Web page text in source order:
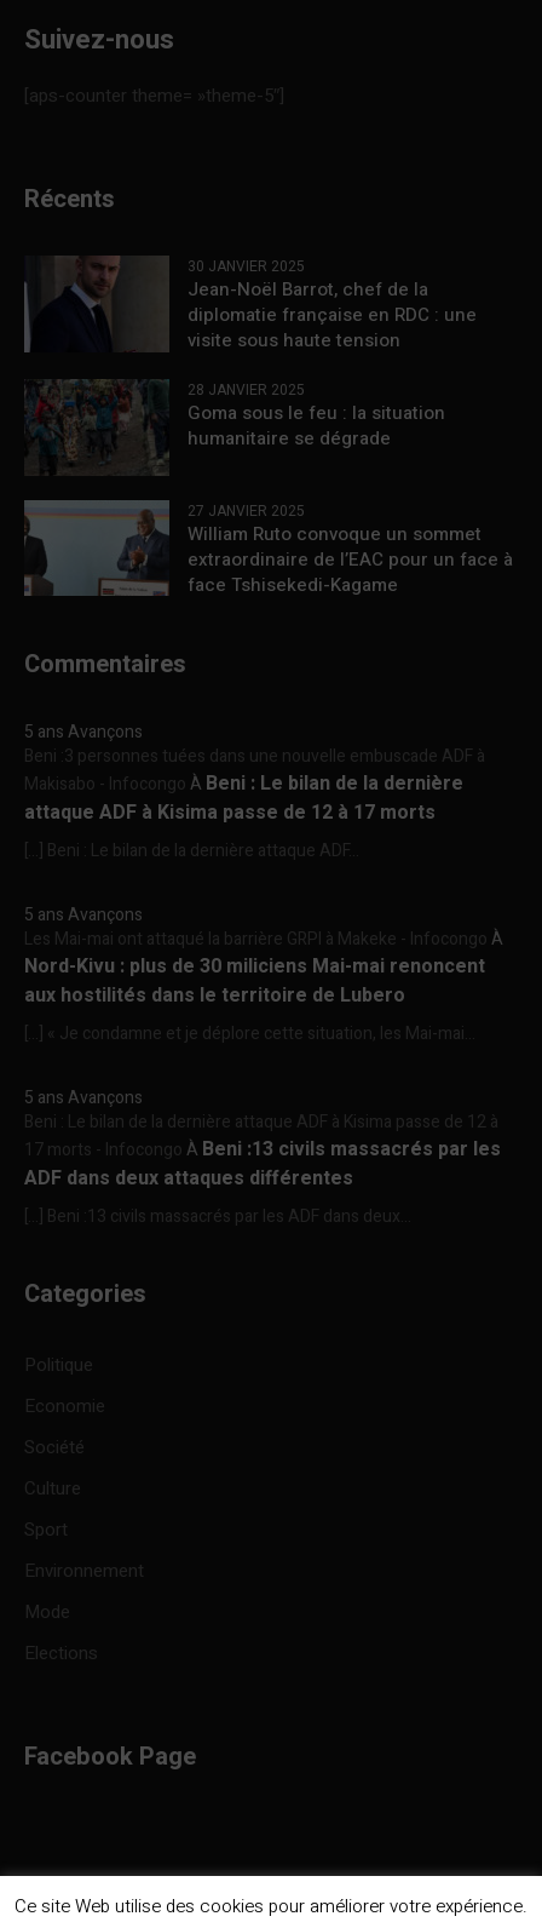
Suivez-nous
[aps-counter theme= »theme-5″]
Récents
30 JANVIER 2025
Jean-Noël Barrot, chef de la
diplomatie française en RDC : une
visite sous haute tension
28 JANVIER 2025
Goma sous le feu : la situation
humanitaire se dégrade
27 JANVIER 2025
William Ruto convoque un sommet
extraordinaire de l’EAC pour un face à
face Tshisekedi-Kagame
Commentaires
5 ans Avançons
Beni :3 personnes tuées dans une nouvelle embuscade ADF à
Makisabo - InfocongoÀ Beni : Le bilan de la dernière
attaque ADF à Kisima passe de 12 à 17 morts
[…] Beni : Le bilan de la dernière attaque ADF...
5 ans Avançons
Les Mai-mai ont attaqué la barrière GRPI à Makeke - InfocongoÀ
Nord-Kivu : plus de 30 miliciens Mai-mai renoncent
aux hostilités dans le territoire de Lubero
[…] « Je condamne et je déplore cette situation, les Mai-mai...
5 ans Avançons
Beni : Le bilan de la dernière attaque ADF à Kisima passe de 12 à
17 morts - InfocongoÀ Beni :13 civils massacrés par les
ADF dans deux attaques différentes
[…] Beni :13 civils massacrés par les ADF dans deux...
Categories
Politique
Economie
Société
Culture
Sport
Environnement
Mode
Elections
Facebook Page
Ce site Web utilise des cookies pour améliorer votre expérience.